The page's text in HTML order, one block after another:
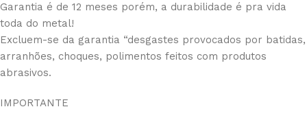
Garantia é de 12 meses porém, a durabilidade é pra vida
toda do metal!
Excluem-se da garantia “desgastes provocados por batidas,
arranhões, choques, polimentos feitos com produtos
abrasivos.
IMPORTANTE